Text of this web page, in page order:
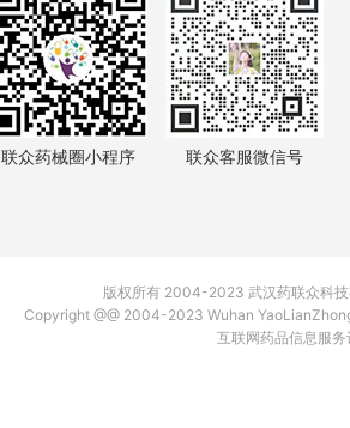
联众药械圈小程序 联众客服微信号
版权所有 2004-2023 武汉药联众科
Copyright @@ 2004-2023 Wuhan
互联网药品信息服